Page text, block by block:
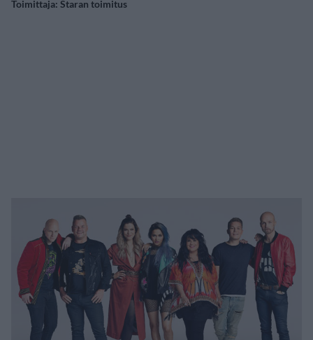
Toimittaja: Staran toimitus